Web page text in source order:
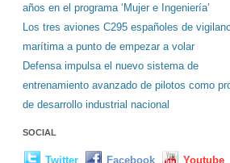
años en el programa ‘Mujer e Ingeniería’
Los tres aviones C295 españoles de
marítima a punto de empezar a volar
Defensa impulsa el nuevo sistema de
entrenamiento avanzado de pilotos como
de desarrollo industrial nacional
SOCIAL
Twitter Facebook
Youtube